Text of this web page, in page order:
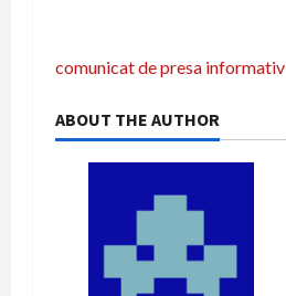
P
o
comunicat de presa informativ
ABOUT THE AUTHOR